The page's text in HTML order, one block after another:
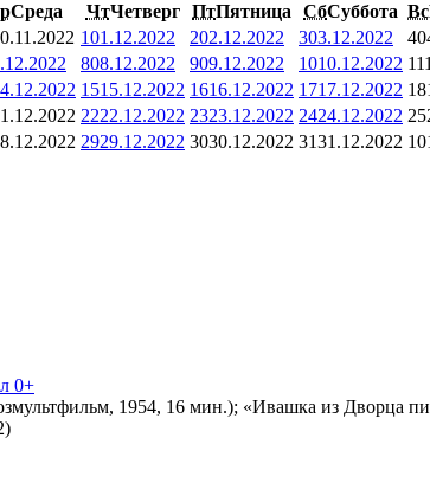
Среда ЧтЧетверг ПтПятница СбСуббота Вс
101.12.2022 202.12.2022 303.12.2022 4
808.12.2022 909.12.2022 1010.12.2022 11
1515.12.2022 1616.12.2022 1717.12.2022 18
2222.12.2022 2323.12.2022 2424.12.2022 25
2929.12.2022 3030.12.2022 3131.12.2022 1
0+
1954, 16 мин.); «Ивашка из Дворца